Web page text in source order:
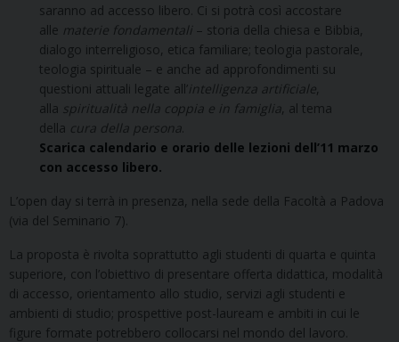
saranno ad accesso libero. Ci si potrà così accostare
alle materie fondamentali – storia della chiesa e Bibbia,
dialogo interreligioso, etica familiare; teologia pastorale,
teologia spirituale – e anche ad approfondimenti su
questioni attuali legate all’intelligenza artificiale,
alla spiritualità nella coppia e in famiglia, al tema
della cura della persona
Scarica calendario e orario delle lezioni dell’11 marzo
con accesso libero.
L’open day si terrà in presenza, nella sede della Facoltà a Padova
(via del Seminario 7).
La proposta è rivolta soprattutto agli studenti di quarta e quinta
superiore, con l’obiettivo di presentare offerta didattica, modalità
di accesso, orientamento allo studio, servizi agli studenti e
ambienti di studio; prospettive post-lauream e ambiti in cui le
figure formate potrebbero collocarsi nel mondo del lavoro.